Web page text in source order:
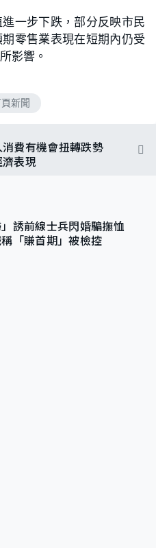
一步下跌，部分反映市民
零售業表現在短期內仍受
影響。
新聞
費有機會扭轉跌勢
表現
誘前線士兵閃婚騙撫恤
「賺首期」被檢控